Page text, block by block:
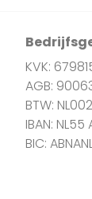
KVK:
AGB:
BTW:
IBAN:
BIC: